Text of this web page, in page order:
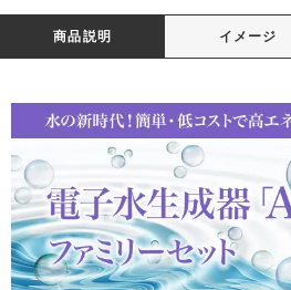
商品説明 イメージ